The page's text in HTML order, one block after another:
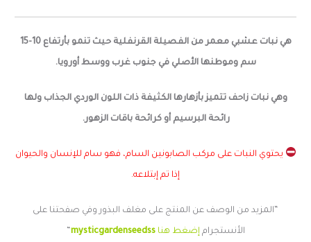
هي نبات عشبي معمر من الفصيلة القرنفلية حيث تنمو بأرتفاع 10-15
سم وموطنها الأصلي في جنوب غرب ووسط أورويا.
وهي نبات زاحف تتميز بأزهارها الكثيفة ذات اللون الوردي الجذاب ولها
رائحة البرسيم أو كرائحة باقات الزهور.
يحتوي النبات على مركب الصابونين السام، فهو سام للإنسان والحيوان
إذا تم إبتلاعه.
“المزيد من الوصف عن المنتج على مغلف البذور وفي صفحتنا على
الأنستجرامإضغط هناmysticgardenseedss